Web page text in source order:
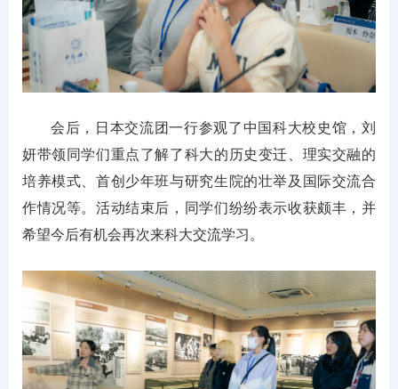
会后，日本交流团一行参观了中国科大校史馆，刘
妍带领同学们重点了解了科大的历史变迁、理实交融的
培养模式、首创少年班与研究生院的壮举及国际交流合
作情况等。活动结束后，同学们纷纷表示收获颇丰，并
希望今后有机会再次来科大交流学习。